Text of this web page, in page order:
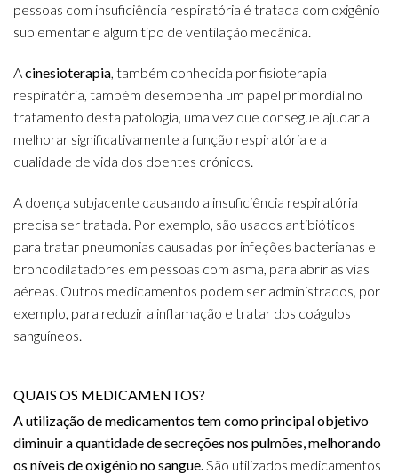
pessoas com insuficiência respiratória é tratada com oxigênio
suplementar e algum tipo de ventilação mecânica.
Acinesioterapia, também conhecida por fisioterapia
respiratória, também desempenha um papel primordial no
tratamento desta patologia, uma vez que consegue ajudar a
melhorar significativamente a função respiratória e a
qualidade de vida dos doentes crónicos.
A doença subjacente causando a insuficiência respiratória
precisa ser tratada. Por exemplo, são usados antibióticos
para tratar pneumonias causadas por infeções bacterianas e
broncodilatadores em pessoas com asma, para abrir as vias
aéreas. Outros medicamentos podem ser administrados, por
exemplo, para reduzir a inflamação e tratar dos coágulos
sanguíneos.
QUAIS OS MEDICAMENTOS?
A utilização de medicamentos tem como principal objetivo
diminuir a quantidade de secreções nos pulmões, melhorando
os níveis de oxigénio no sangue. São utilizados medicamentos